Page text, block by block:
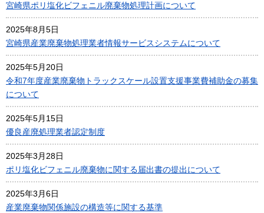
宮崎県ポリ塩化ビフェニル廃棄物処理計画について
2025年8月5日
宮崎県産業廃棄物処理業者情報サービスシステムについて
2025年5月20日
令和7年度産業廃棄物トラックスケール設置支援事業費補助金の募集
について
2025年5月15日
優良産廃処理業者認定制度
2025年3月28日
ポリ塩化ビフェニル廃棄物に関する届出書の提出について
2025年3月6日
産業廃棄物関係施設の構造等に関する基準